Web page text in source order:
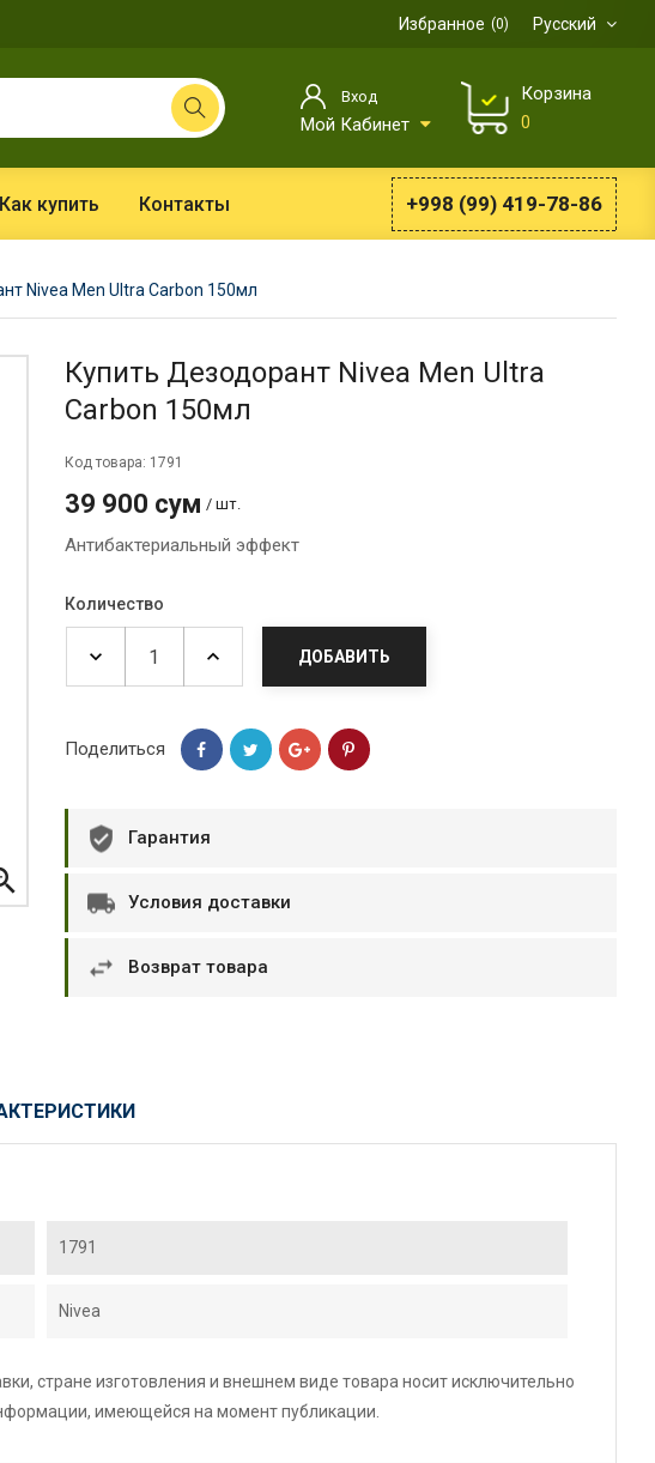
Русский
Избранное 0
Вход
Мой Кабинет
Корзина
0
Как купить Контакты +998 (99) 419-78-86
Тимур B.Д.
Оформляют заказ и доставляют
Nivea Men Ultra Carbon 150мл
Купить Дезодорант Nivea Men Ultra
Carbon 150мл
Код товара: 1791
39 900 сум / шт.
Антибактериальный эффект
Количество
ДОБАВИТЬ
Поделиться
Гарантия
Условия доставки
Возврат товара
1791
Nivea
стране изготовления и внешнем виде товара носит исключительно
имеющейся на момент публикации.